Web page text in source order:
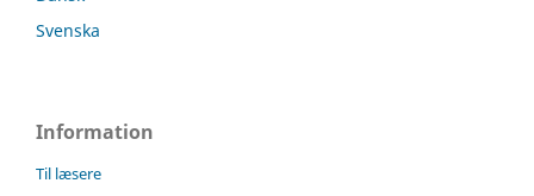
Svenska
Information
Til læsere